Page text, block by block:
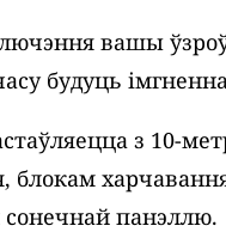
вашы
будуць
з 10-
блокам
сонечнай панэллю.